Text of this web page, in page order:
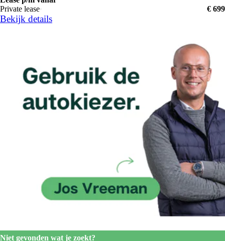
Private lease
€ 699
Bekijk details
Niet gevonden wat je zoekt?